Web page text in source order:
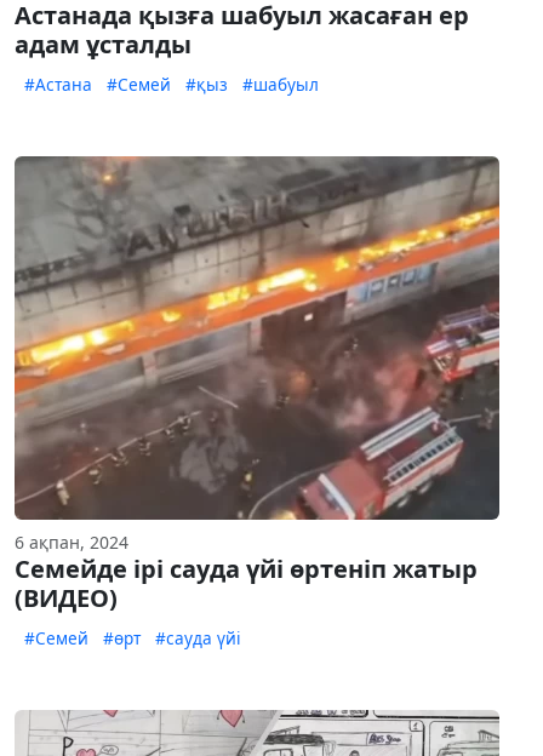
Астанада қызға шабуыл жасаған ер
адам ұсталды
#Астана #Семей #қыз #шабуыл
6 ақпан, 2024
Семейде ірі сауда үйі өртеніп жатыр
(ВИДЕО)
#Семей #өрт #сауда үйі